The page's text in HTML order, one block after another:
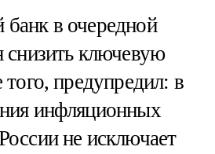
в очередной
снизить ключевую
того, предупредил: в
инфляционных
не исключает